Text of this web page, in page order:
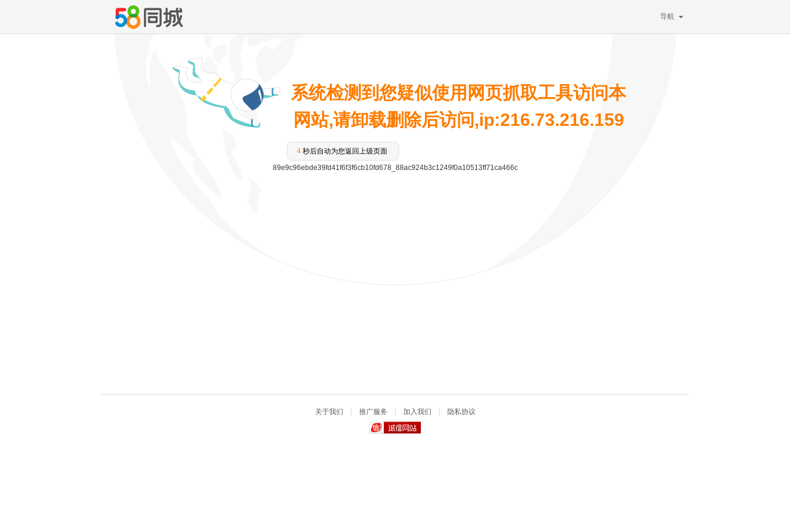
导航
系统检测到您疑似使用网页抓取工具访问本
网站,请卸载删除后访问,ip:216.73.216.159
4 秒后自动为您返回上级页面
89e9c96ebde39fd41f6f3f6cb10fd678_88ac924b3c1249f0a10513ff71ca466c
关于我们 推广服务 加入我们 隐私协议